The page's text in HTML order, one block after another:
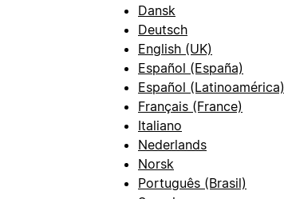
Dansk
Deutsch
English (UK)
Español (España)
Español (Latinoamérica)
Français (France)
Italiano
Nederlands
Norsk
Português (Brasil)